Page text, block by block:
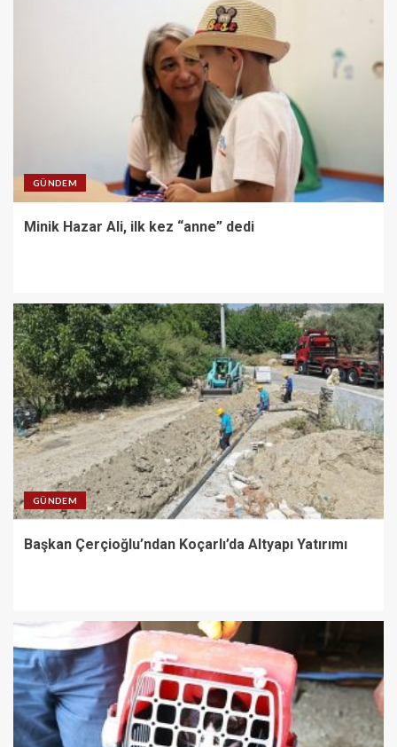
GÜNDEM
Minik Hazar Ali, ilk kez “anne” dedi
GÜNDEM
Başkan Çerçioğlu’ndan Koçarlı’da Altyapı Yatırımı